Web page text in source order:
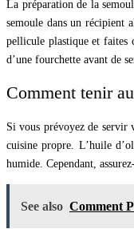
La préparation de la
semoule dans un récipient
pellicule plastique et faites
d’une fourchette avant de
Comment tenir
Si vous prévoyez de servir
cuisine propre. L’huile
humide. Cependant,
See also Comment